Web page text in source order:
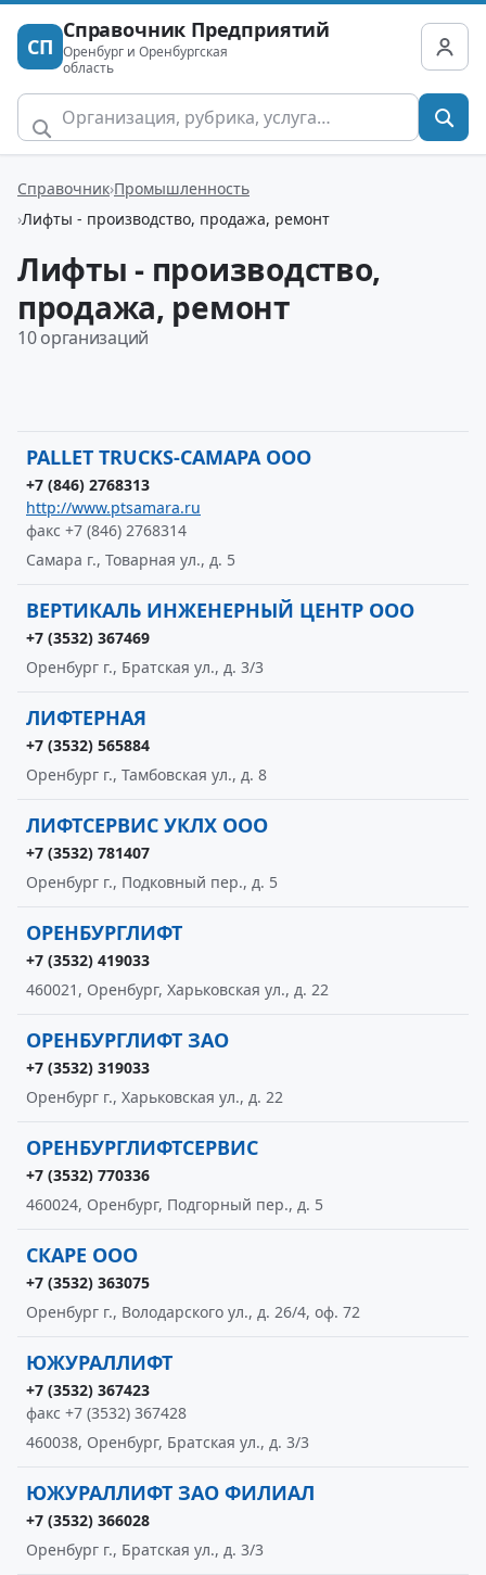
СП
Справочник Предприятий
Оренбург и Оренбургская
область
Справочник Промышленность
Лифты - производство, продажа, ремонт
Лифты - производство,
продажа, ремонт
10 организаций
PALLET TRUCKS-САМАРА ООО
+7 (846) 2768313
http://www.ptsamara.ru
факс +7 (846) 2768314
Самара г., Товарная ул., д. 5
ВЕРТИКАЛЬ ИНЖЕНЕРНЫЙ ЦЕНТР ООО
+7 (3532) 367469
Оренбург г., Братская ул., д. 3/3
ЛИФТЕРНАЯ
+7 (3532) 565884
Оренбург г., Тамбовская ул., д. 8
ЛИФТСЕРВИС УКЛХ ООО
+7 (3532) 781407
Оренбург г., Подковный пер., д. 5
ОРЕНБУРГЛИФТ
+7 (3532) 419033
460021, Оренбург, Харьковская ул., д. 22
ОРЕНБУРГЛИФТ ЗАО
+7 (3532) 319033
Оренбург г., Харьковская ул., д. 22
ОРЕНБУРГЛИФТСЕРВИС
+7 (3532) 770336
460024, Оренбург, Подгорный пер., д. 5
СКАРЕ ООО
+7 (3532) 363075
Оренбург г., Володарского ул., д. 26/4, оф. 72
ЮЖУРАЛЛИФТ
+7 (3532) 367423
факс +7 (3532) 367428
460038, Оренбург, Братская ул., д. 3/3
ЮЖУРАЛЛИФТ ЗАО ФИЛИАЛ
+7 (3532) 366028
Оренбург г., Братская ул., д. 3/3